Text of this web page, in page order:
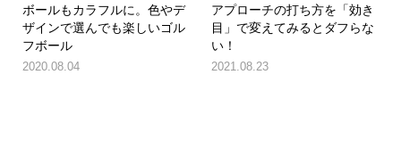
ボールもカラフルに。色やデ
ザインで選んでも楽しいゴル
フボール
2020.08.04
アプローチの打ち方を「効き
目」で変えてみるとダフらな
い！
2021.08.23